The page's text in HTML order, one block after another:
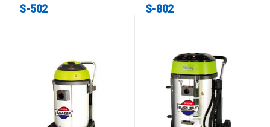
S-502 S-802